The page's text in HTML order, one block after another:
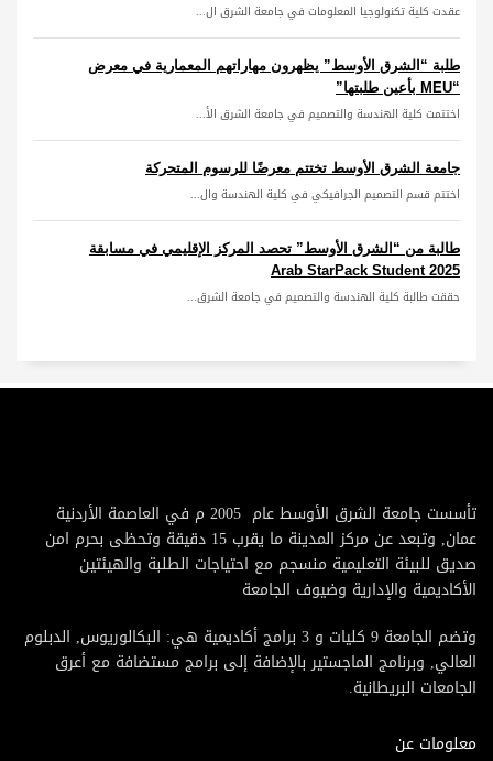
عقدت كلية تكنولوجيا المعلومات في جامعة الشرق ال...
طلبة “الشرق الأوسط” يظهرون مهاراتهم المعمارية في معرض
“MEU بأعين طلبتها”
اختتمت كلية الهندسة والتصميم في جامعة الشرق الأ...
جامعة الشرق الأوسط تختتم معرضًا للرسوم المتحركة
اختتم قسم التصميم الجرافيكي في كلية الهندسة وال...
طالبة من “الشرق الأوسط” تحصد المركز الإقليمي في مسابقة
Arab StarPack Student 2025
حققت طالبة كلية الهندسة والتصميم في جامعة الشرق...
تأسست جامعة الشرق الأوسط عام 2005 م في العاصمة الأردنية
عمان, وتبعد عن مركز المدينة ما يقرب 15 دقيقة وتحظى بحرم امن
صديق للبيئة التعليمية منسجم مع احتياجات الطلبة والهيئتين
الأكاديمية والإدارية وضيوف الجامعة
وتضم الجامعة 9 كليات و 3 برامج أكاديمية هي: البكالوريوس, الدبلوم
العالي, وبرنامج الماجستير بالإضافة إلى برامج مستضافة مع أعرق
الجامعات البريطانية.
معلومات عن